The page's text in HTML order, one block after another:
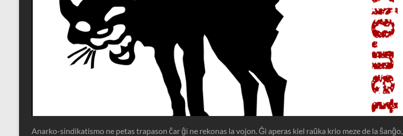
Anarko-sindikatismo ne petas trapason ĉar ĝi ne rekonas la vojon. Ĝi aperas kiel raŭka krio meze de la ŝanĝo,